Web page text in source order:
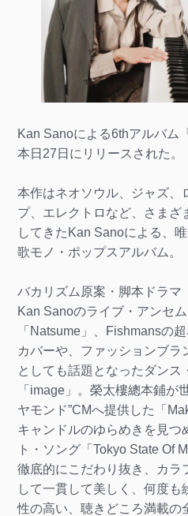
Kan Sanoによる6thアルバム
本日27日にリリースされた。
本作はネオソウル、ジャズ、
プ、エレクトロなど、さまざ
してきたKan Sanoによる、
歌モノ・ポップスアルバム。
バカリズム原案・脚本ドラマ
Kan Sanoのライブ・アンセ
「Natsume」、Fishmansの
カバーや、ファッションブラ
としても話題となったダンス
「image」。榮太樓總本鋪が
ヤモンド”CMへ提供した「
キャンドルのゆらめきを見つ
ト・ソング「Tokyo State Of
徹底的にこだわり抜き、カラ
して一貫して美しく、何度
性の高い、聴きどころ満載の